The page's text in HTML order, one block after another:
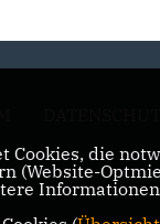
Cookies, die
(Website-